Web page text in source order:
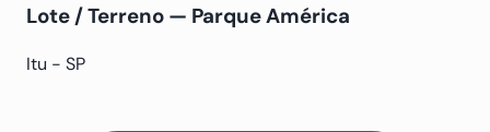
Lote / Terreno — Parque América
Itu - SP